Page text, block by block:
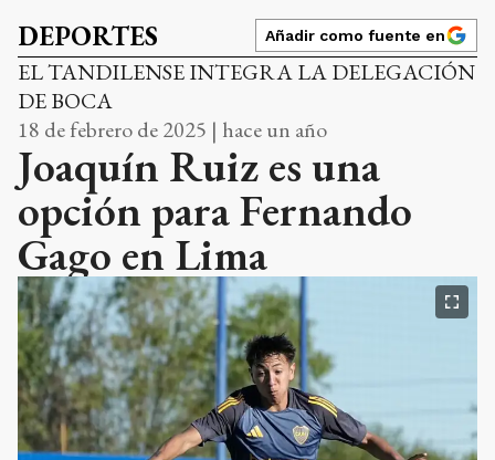
DEPORTES Añadir como fuente en
EL TANDILENSE INTEGRA LA DELEGACIÓN
DE BOCA
18 de febrero de 2025 | hace un año
Joaquín Ruiz es una
opción para Fernando
Gago en Lima